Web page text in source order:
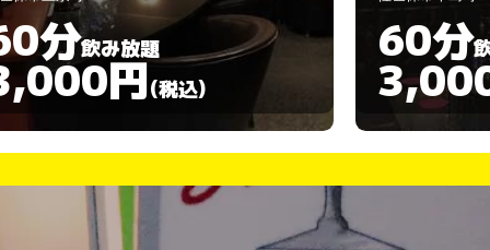
分飲み放題
円(税込)
60分